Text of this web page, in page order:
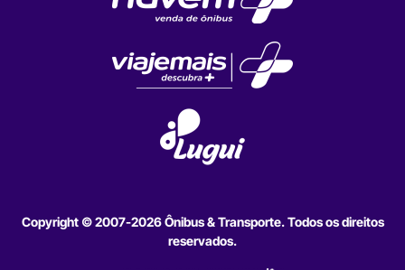
Copyright © 2007-2026 Ônibus & Transporte. Todos os direitos
reservados.